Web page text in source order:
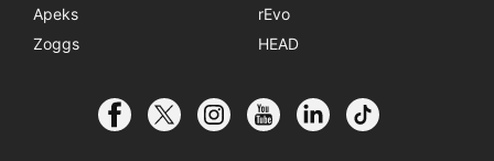
Apeks
rEvo
Zoggs
HEAD